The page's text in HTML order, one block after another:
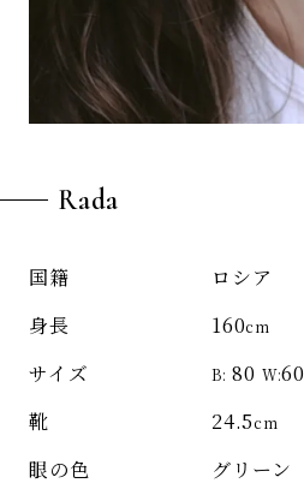
Rada
国籍 ロシア
身長 160cm
サイズ B: 80 W:60
靴 24.5cm
眼の色 グリーン